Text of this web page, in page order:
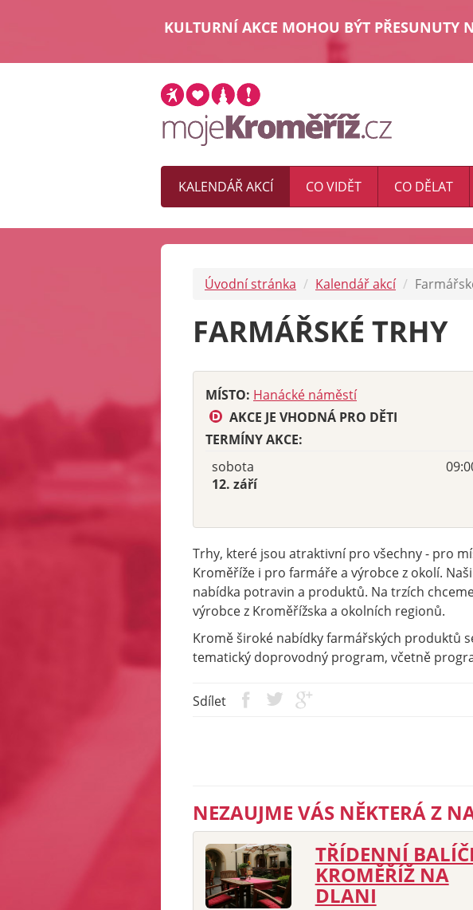
KULTURNÍ AKCE MOHOU BÝT PŘESUNUTY
KALENDÁŘ AKCÍ CO VIDĚT CO DĚLAT
Úvodní stránka Kalendář akcí
FARMÁŘSKÉ TRHY
MÍSTO: Hanácké náměstí
AKCE JE VHODNÁ PRO DĚTI
TERMÍNY AKCE:
sobota
12. září
Trhy, které jsou atraktivní pro všechny - pro
Kroměříže i pro farmáře a výrobce z okolí.
nabídka potravin a produktů. Na trzích
výrobce z Kroměřížska a okolních regionů.
Kromě široké nabídky farmářských produktů
tematický doprovodný program, včetně
Sdílet
NEZAUJME VÁS NĚKTERÁ Z
TŘÍDENNÍ
KROMĚŘÍŽ NA
DLANI